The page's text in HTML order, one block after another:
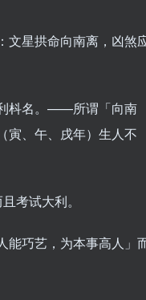
文星拱命向南离，凶煞
枓名。——所谓「向南
寅、午、戌年）生人不
考试大利。
能巧艺，为本事高人」